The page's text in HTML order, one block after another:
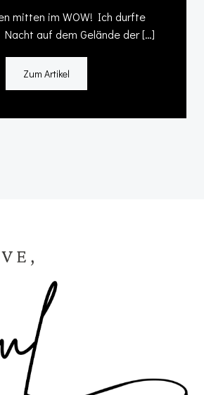
mitten im WOW! Ich durfte
Nacht auf dem Gelände der […]
Zum Artikel